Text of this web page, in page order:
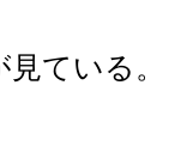
ている。